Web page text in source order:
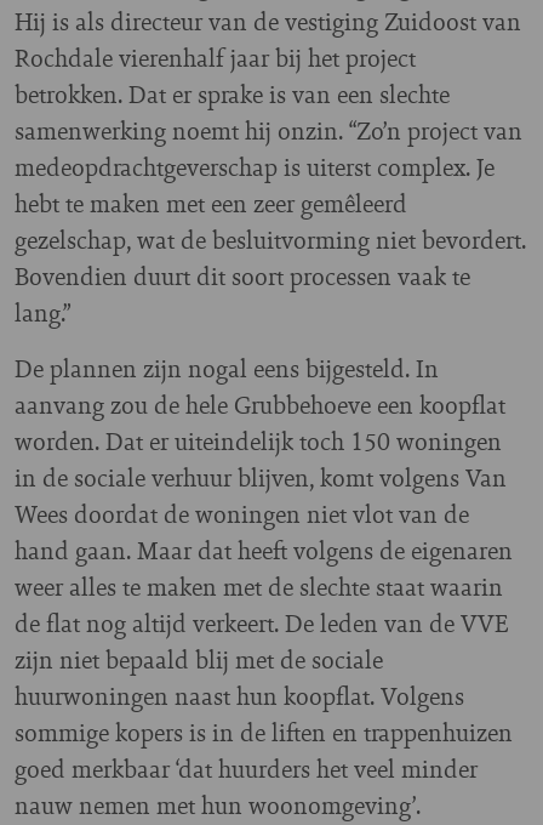
Hij is als directeur van de vestiging Zuidoost van
Rochdale vierenhalf jaar bij het project
betrokken. Dat er sprake is van een slechte
samenwerking noemt hij onzin. “Zo’n project van
medeopdrachtgeverschap is uiterst complex. Je
hebt te maken met een zeer gemêleerd
gezelschap, wat de besluitvorming niet bevordert.
Bovendien duurt dit soort processen vaak te
lang.”
De plannen zijn nogal eens bijgesteld. In
aanvang zou de hele Grubbehoeve een koopflat
worden. Dat er uiteindelijk toch 150 woningen
in de sociale verhuur blijven, komt volgens Van
Wees doordat de woningen niet vlot van de
hand gaan. Maar dat heeft volgens de eigenaren
weer alles te maken met de slechte staat waarin
de flat nog altijd verkeert. De leden van de VVE
zijn niet bepaald blij met de sociale
huurwoningen naast hun koopflat. Volgens
sommige kopers is in de liften en trappenhuizen
goed merkbaar ‘dat huurders het veel minder
nauw nemen met hun woonomgeving’.